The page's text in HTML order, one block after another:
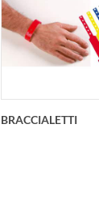
BRACCIALETTI